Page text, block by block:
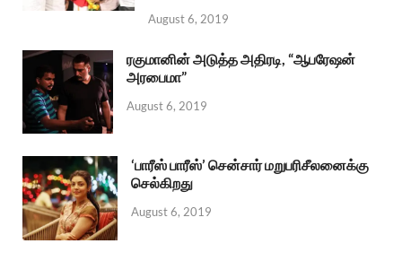
August 6, 2019
ரகுமானின் அடுத்த அதிரடி, “ஆபரேஷன்
அரபைமா”
August 6, 2019
‘பாரீஸ் பாரீஸ்’ சென்சார் மறுபரிசீலனைக்கு
செல்கிறது
August 6, 2019